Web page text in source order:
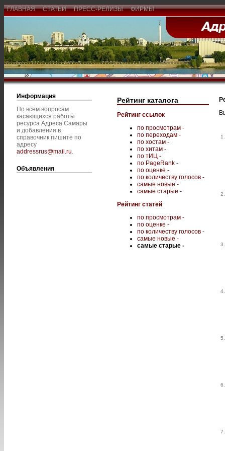
ГЛАВНАЯ СТАТЬИ ПРЕСС-РЕЛИЗЫ ФИРМЫ
Информация
По всем вопросам
касающихся работы
ресурса Адреса Самары
и добавления в
справочник пишите по
адресу
addressrus@mail.ru.
Объявления
Рейтинг каталога
Рейтинг ссылок
по просмотрам -
по переходам -
по хостам -
по хитам -
по тИЦ -
по PageRank -
по оценке -
по количеству голосов -
самые новые -
самые старые -
Рейтинг статей
по просмотрам -
по оценке -
по количеству голосов -
самые новые -
самые старые -